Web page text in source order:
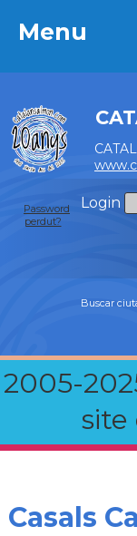
Menu
Login
Password
perdut?
Buscar
2005-
site
Menu
Casals